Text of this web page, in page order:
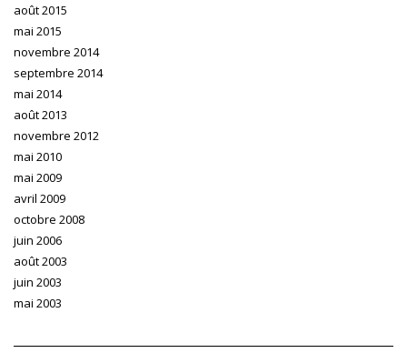
août 2015
mai 2015
novembre 2014
septembre 2014
mai 2014
août 2013
novembre 2012
mai 2010
mai 2009
avril 2009
octobre 2008
juin 2006
août 2003
juin 2003
mai 2003